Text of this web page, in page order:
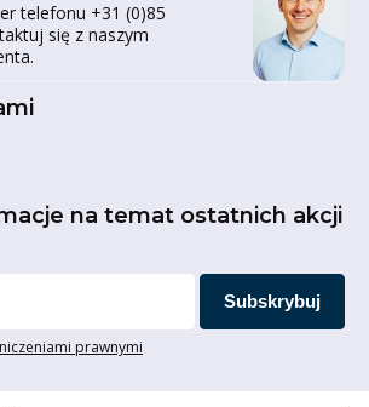
telefonu +31 (0)85
się z naszym
na temat ostatnich akcji
Subskrybuj
prawnymi